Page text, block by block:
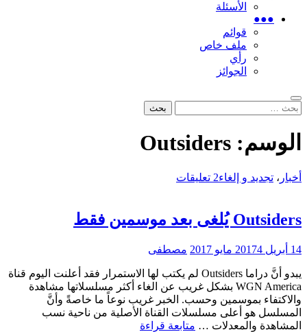
الأسئلة
●●●
قوائم
ملف خاص
رأي
الجوائز
بحث
البحث
الوسم: Outsiders
أخبار ، تجديد و إلغاء2 تعليقات
Outsiders يُلغى بعد موسمين فقط
14 أبريل 2017 4 مايو 2017 مصطفى
يبدو أنَّ دراما Outsiders لم يكتب لها الاستمرار فقد أعلنت اليوم قناة
WGN America بشكل غريب عن الغاء أكثر مسلسلاتها مشاهدة
والاكتفاء بموسمين وحسب. الخبر غريب نوعاً ما خاصةً وأنَّ
المسلسل هو أعلى مسلسلات القناة الأصلية من ناحية نسب
المشاهدة والمعدلات … متابعة قراءة